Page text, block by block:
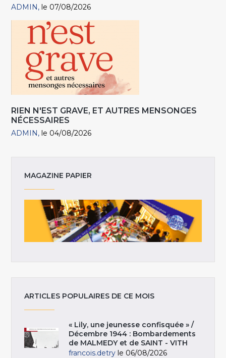
ADMIN le 07/08/2026
RIEN N'EST GRAVE, ET AUTRES MENSONGES
NÉCESSAIRES
ADMIN le 04/08/2026
MAGAZINE PAPIER
ARTICLES POPULAIRES DE CE MOIS
« Lily, une jeunesse confisquée » /
Décembre 1944 : Bombardements
de MALMEDY et de SAINT - VITH
francois.detry le 06/08/2026